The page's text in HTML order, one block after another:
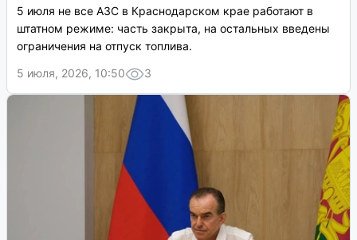
5 июля не все АЗС в Краснодарском крае работают в
штатном режиме: часть закрыта, на остальных введены
ограничения на отпуск топлива.
5 июля, 2026, 10:50
3